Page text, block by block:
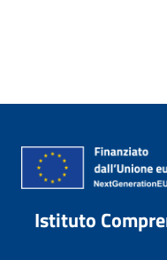
Istituto